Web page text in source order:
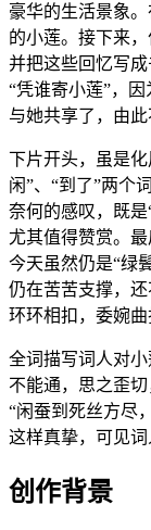
豪华的生活景象
的小莲。接下来，
并把这些回忆写成
“凭谁寄小莲”，
与她共享了，由此
下片开头，虽是
闲”、“到了”两个
奈何的感叹，既是
尤其值得赞赏。
今天虽然仍是“绿
仍在苦苦支撑，还
环环相扣，委婉曲
全词描写词人对
不能通，思之歪
“闲蚕到死丝方尽
这样真挚，可见词
创作背景